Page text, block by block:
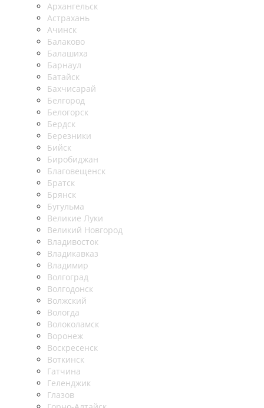
Архангельск
Астрахань
Ачинск
Балаково
Балашиха
Барнаул
Батайск
Бахчисарай
Белгород
Белогорск
Бердск
Березники
Бийск
Биробиджан
Благовещенск
Братск
Брянск
Бугульма
Великие Луки
Великий Новгород
Владивосток
Владикавказ
Владимир
Волгоград
Волгодонск
Волжский
Вологда
Волоколамск
Воронеж
Воскресенск
Воткинск
Гатчина
Геленджик
Глазов